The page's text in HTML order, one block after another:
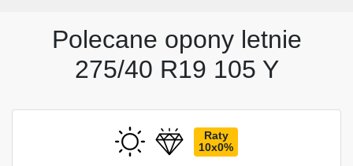
Polecane opony letnie
275/40 R19 105 Y
Raty
10x0%